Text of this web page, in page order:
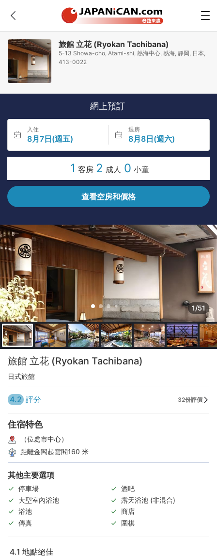
旅館 立花 (Ryokan Tachibana)
5-13 Showa-cho, Atami-shi, 熱海中心, 熱海, 靜岡, 日本,
413-0022
網上預訂
入住
8月7日(週五)
退房
8月8日(週六)
1 客房 2 成人 0 小童
查看空房和價格
1/51
旅館 立花 (Ryokan Tachibana)
日式旅館
4.2 評分 32份評價
住宿特色
（位處市中心）
距離金閣起雲閣160 米
其他主要選項
停車場
酒吧
大型室內浴池
露天浴池 (非混合)
浴池
商店
傳真
圍棋
4.1 地點絕佳